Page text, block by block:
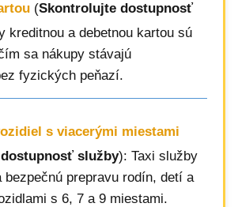
(Skontrolujte dostupnosť
kreditnou a debetnou kartou sú
sa nákupy stávajú
fyzických peňazí.
s viacerými miestami
služby): Taxi služby
bezpečnú prepravu rodín, detí a
s 6, 7 a 9 miestami.